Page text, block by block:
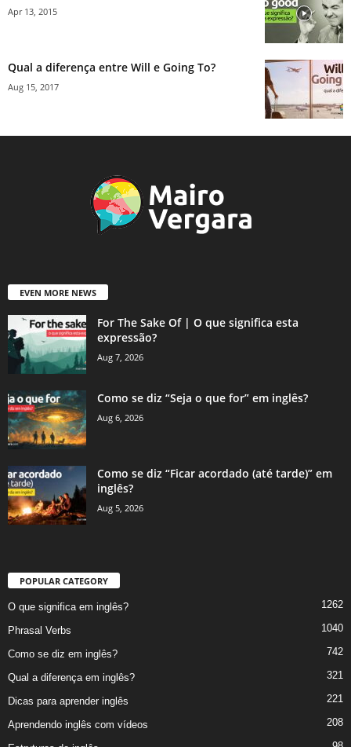
Apr 13, 2015
Qual a diferença entre Will e Going To?
Aug 15, 2017
EVEN MORE NEWS
For The Sake Of | O que significa esta
expressão?
Aug 7, 2026
Como se diz “Seja o que for” em inglês?
Aug 6, 2026
Como se diz “Ficar acordado (até tarde)” em
inglês?
Aug 5, 2026
POPULAR CATEGORY
O que significa em inglês? 1262
Phrasal Verbs 1040
Como se diz em inglês? 742
Qual a diferença em inglês? 321
Dicas para aprender inglês 221
Aprendendo inglês com vídeos 208